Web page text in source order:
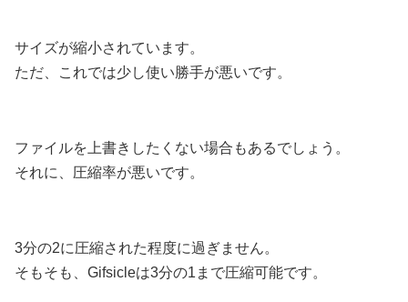
サイズが縮小されています。
ただ、これでは少し使い勝手が悪いです。
ファイルを上書きしたくない場合もあるでしょう。
それに、圧縮率が悪いです。
3分の2に圧縮された程度に過ぎません。
そもそも、Gifsicleは3分の1まで圧縮可能です。